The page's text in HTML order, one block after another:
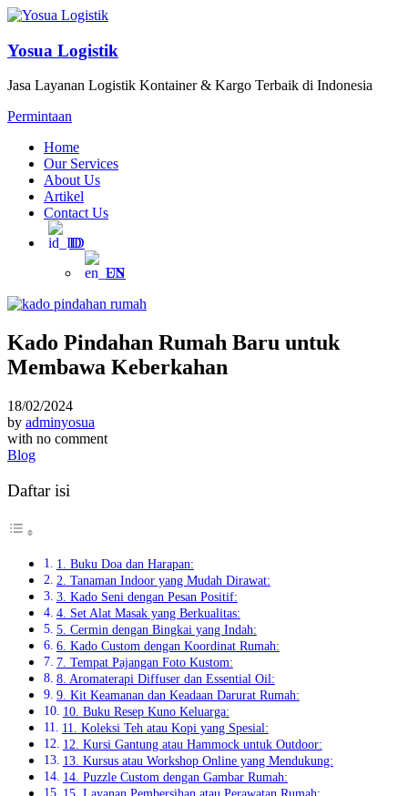
Yosua Logistik
Jasa Layanan Logistik Kontainer & Kargo Terbaik di Indonesia
Permintaan
Home
Our Services
About Us
Artikel
Contact Us
ID
EN
Kado Pindahan Rumah Baru untuk
Membawa Keberkahan
18/02/2024
by adminyosua
with no comment
Blog
Daftar isi
1. Buku Doa dan Harapan:
2. Tanaman Indoor yang Mudah Dirawat:
3. Kado Seni dengan Pesan Positif:
4. Set Alat Masak yang Berkualitas:
5. Cermin dengan Bingkai yang Indah:
6. Kado Custom dengan Koordinat Rumah:
7. Tempat Pajangan Foto Kustom:
8. Aromaterapi Diffuser dan Essential Oil:
9. Kit Keamanan dan Keadaan Darurat Rumah:
10. Buku Resep Kuno Keluarga:
11. Koleksi Teh atau Kopi yang Spesial:
12. Kursi Gantung atau Hammock untuk Outdoor:
13. Kursus atau Workshop Online yang Mendukung:
14. Puzzle Custom dengan Gambar Rumah:
15. Layanan Pembersihan atau Perawatan Rumah: